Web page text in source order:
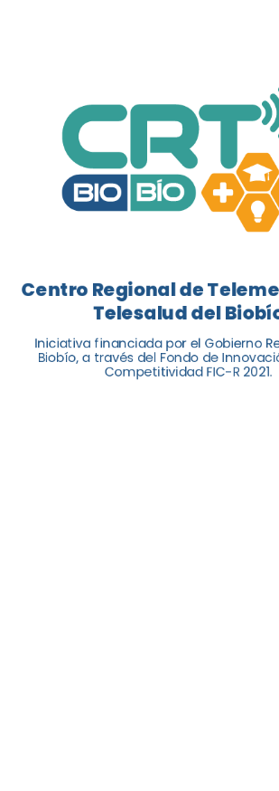
balance de tres
Leer más
Centro Regional de
Telesalud del
Iniciativa financiada por el Gobierno
Biobío, a través del Fondo de
Competitividad FIC-R 2021.